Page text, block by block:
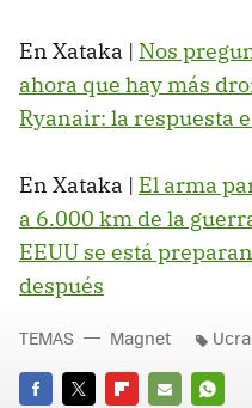
En Xataka | Nos
ahora que hay más
Ryanair: la respuesta
En Xataka | El arma
a 6.000 km de la
EEUU se está
después
TEMAS Magnet